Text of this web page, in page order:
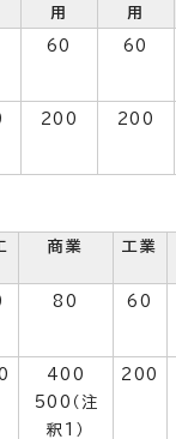
用
用
60 60
200 200
商業 工業
80 60
400
500（注
釈1）
200